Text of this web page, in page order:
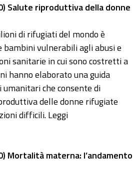
Salute riproduttiva della donne
di rifugiati del mondo è
bambini vulnerabili agli abusi e
sanitarie in cui sono costretti a
hanno elaborato una guida
che consente di
delle donne rifugiate
difficili. Leggi
Mortalità materna: l’andamento